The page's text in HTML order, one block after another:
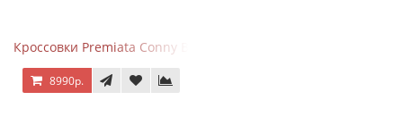
Кроссовки Premiata Conny Blue Brown
8990р.